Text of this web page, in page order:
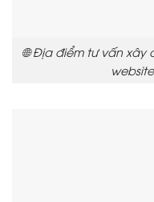
🌐 Địa điểm tư vấn xây